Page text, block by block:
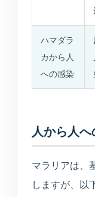
ハマダラ
カから人
への感染
人から人
マラリアは、
しますが、以